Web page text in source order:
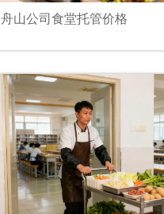
舟山公司食堂托管价格